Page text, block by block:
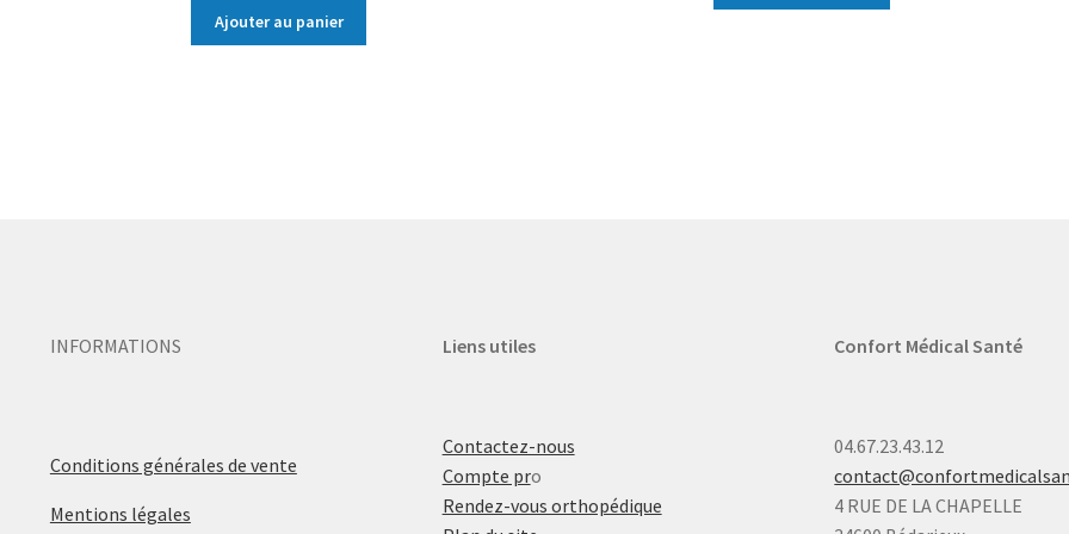
Ajouter au panier
INFORMATIONS
Conditions générales de vente
Mentions légales
Liens utiles
Contactez-nous
Compte pro
Rendez-vous orthopédique
Confort Médical Santé
04.67.23.43.12
4 RUE DE LA CHAPELLE